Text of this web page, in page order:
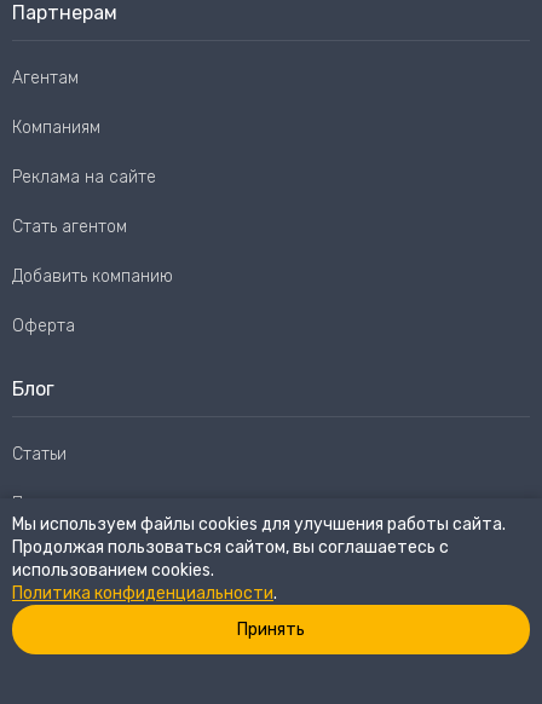
Партнерам
Агентам
Компаниям
Реклама на сайте
Стать агентом
Добавить компанию
Оферта
Блог
Статьи
Пользовательское соглашение
Карта сайта
eWay Market.Все права защищены
Мы используем файлы cookies для улучшения работы сайта.
Продолжая пользоваться сайтом, вы соглашаетесь с
использованием cookies.
Политика конфиденциальности.
Принять